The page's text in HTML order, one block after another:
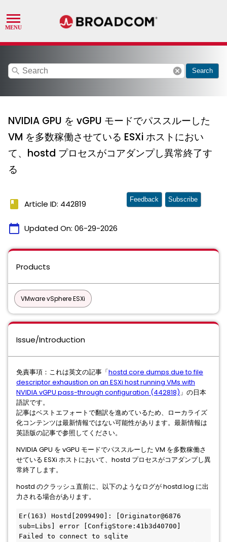
search cancel Search
NVIDIA GPU を vGPU モードでパススルーした
VM を多数稼働させている ESXi ホストにおい
て、hostd プロセスがコアダンプし異常終了す
る
book Article ID: 442819
calendar_today Updated On: 06-29-2026
Feedback Subscribe
Products
VMware vSphere ESXi
Issue/Introduction
免責事項：これは英文の記事「hostd core dumps due to file
descriptor exhaustion on an ESXi host running VMs with
NVIDIA vGPU pass-through configuration (442818)」の日本
語訳です。
記事はベストエフォートで翻訳を進めているため、ローカライズ
化コンテンツは最新情報ではない可能性があります。最新情報は
英語版の記事で参照してください。
NVIDIA GPU を vGPU モードでパススルーした VM を多数稼働さ
せている ESXi ホストにおいて、hostd プロセスがコアダンプし異
常終了します。
hostd のクラッシュ直前に、以下のようなログが hostd.log に出
力される場合があります。
Er(163) Hostd[2099490]: [Originator@6876
sub=Libs] error [ConfigStore:41b3d40700]
Failed to connect to sqlite